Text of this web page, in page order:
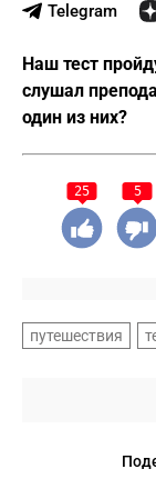
Telegram
Наш тест
слушал
один из них?
25 5
путешествия